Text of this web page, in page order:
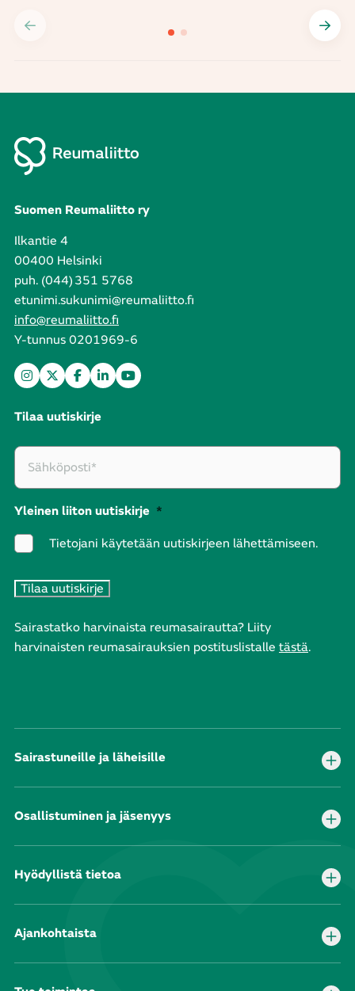
Suomen Reumaliitto ry
Ilkantie 4
00400 Helsinki
puh. (044) 351 5768
etunimi.sukunimi@reumaliitto.fi
info@reumaliitto.fi
Y-tunnus 0201969-6
Tilaa uutiskirje
Yleinen liiton uutiskirje *
Tietojani käytetään uutiskirjeen lähettämiseen.
Sairastatko harvinaista reumasairautta? Liity
harvinaisten reumasairauksien postituslistalle tästä.
Sairastuneille ja läheisille
Osallistuminen ja jäsenyys
Hyödyllistä tietoa
Ajankohtaista